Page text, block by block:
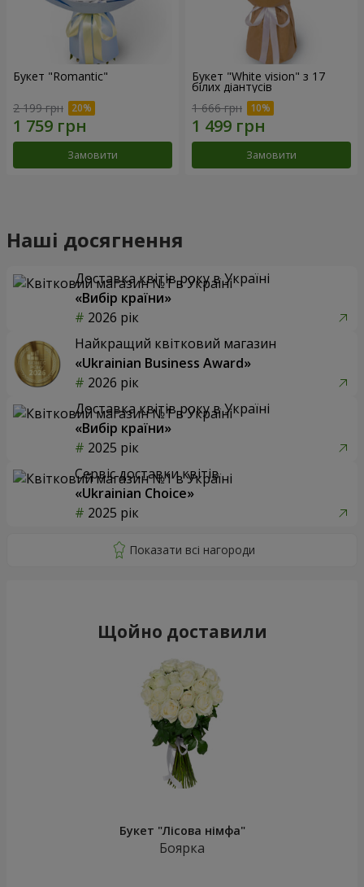
Букет "Romantic"
2 199 грн
Замовити
Букет "White vision" з 17
білих діантусів
1 666 грн
Замовити
Наші досягнення
Доставка квітів року в Україні
«Вибір країни»
2026 рік
Найкращий квітковий магазин
«Ukrainian Business Award»
2026 рік
Доставка квітів року в Україні
«Вибір країни»
2025 рік
Сервіс доставки квітів
«Ukrainian Choice»
2025 рік
Щойно доставили
Букет "Лісова німфа"
Боярка